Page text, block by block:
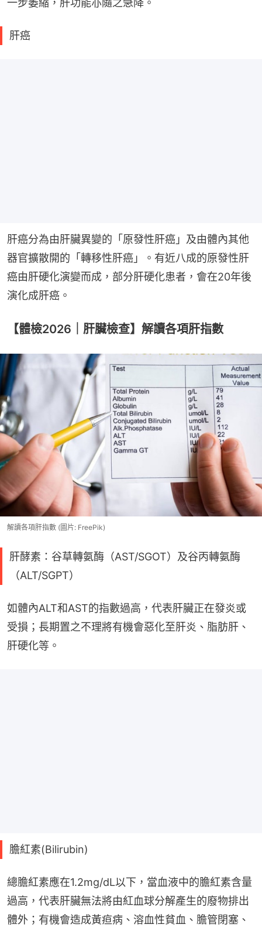
肝癌
肝癌分為由肝臟異變的「原發性肝癌」及由體內其他
器官擴散開的「轉移性肝癌」。有近八成的原發性肝
癌由肝硬化演變而成，部分肝硬化患者，會在20年後
演化成肝癌。
【體檢2026｜肝臟檢查】解讀各項肝指數
解讀各項肝指數 (圖片: FreePik)
肝酵素：谷草轉氨酶（AST/SGOT）及谷丙轉氨酶
（ALT/SGPT）
如體內ALT和AST的指數過高，代表肝臟正在發炎或
受損；長期置之不理將有機會惡化至肝炎、脂肪肝、
肝硬化等。
膽紅素(Bilirubin)
總膽紅素應在1.2mg/dL以下，當血液中的膽紅素含量
過高，代表肝臟無法將由紅血球分解產生的廢物排出
體外；有機會造成黃疸病、溶血性貧血、膽管閉塞、